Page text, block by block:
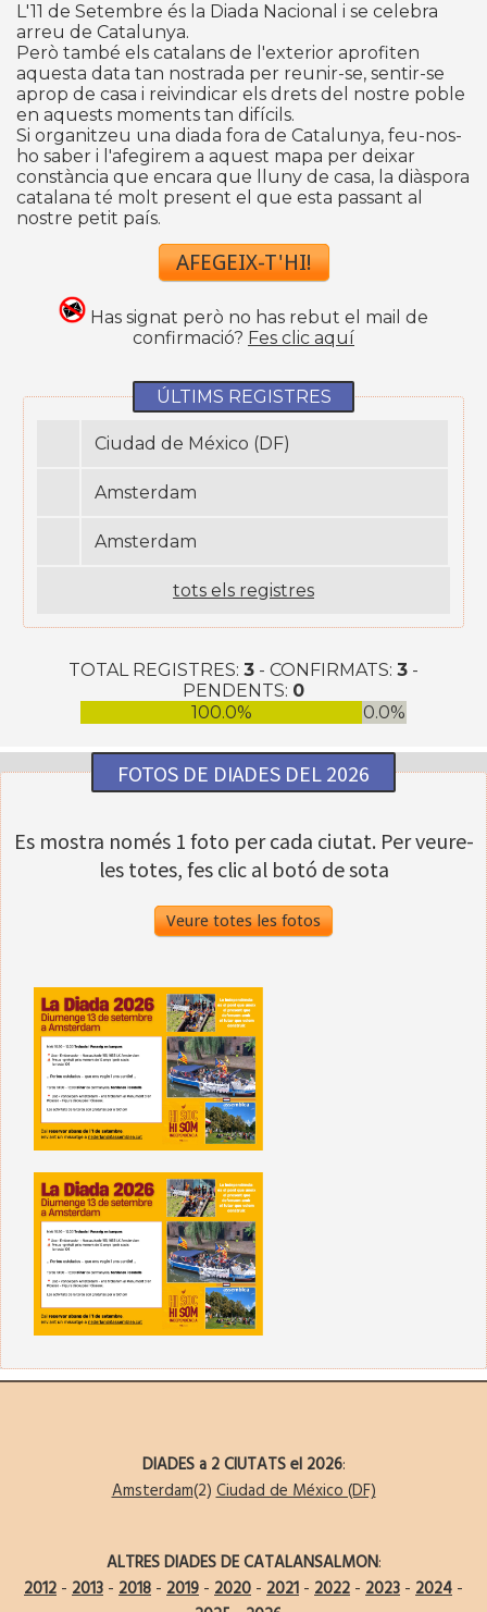
L'11 de Setembre és la Diada Nacional i se celebra
arreu de Catalunya.
Però també els catalans de l'exterior aprofiten
aquesta data tan nostrada per reunir-se, sentir-se
aprop de casa i reivindicar els drets del nostre poble
en aquests moments tan difícils.
Si organitzeu una diada fora de Catalunya, feu-nos-
ho saber i l'afegirem a aquest mapa per deixar
constància que encara que lluny de casa, la diàspora
catalana té molt present el que esta passant al
nostre petit país.
AFEGEIX-T'HI!
Has signat però no has rebut el mail de
confirmació? Fes clic aquí
ÚLTIMS REGISTRES
Ciudad de México (DF)
Amsterdam
Amsterdam
tots els registres
TOTAL REGISTRES: 3 - CONFIRMATS: 3 -
PENDENTS: 0
100.0%
0.0%
FOTOS DE DIADES DEL 2026
Es mostra només 1 foto per cada ciutat. Per veure-
les totes, fes clic al botó de sota
Veure totes les fotos
DIADES a 2 CIUTATS el 2026:
Amsterdam(2)Ciudad de México (DF)
ALTRES DIADES DE CATALANSALMON:
2012 - 2013 - 2018 - 2019 - 2020 - 2021 - 2022 - 2023 - 2024 -